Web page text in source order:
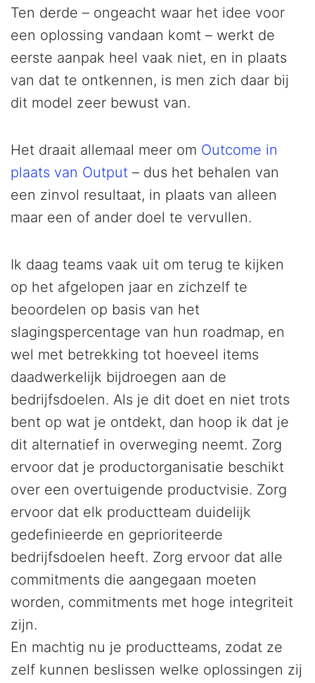
Ten derde – ongeacht waar het idee voor
een oplossing vandaan komt – werkt de
eerste aanpak heel vaak niet, en in plaats
van dat te ontkennen, is men zich daar bij
dit model zeer bewust van.
Het draait allemaal meer om Outcome in
plaats van Output – dus het behalen van
een zinvol resultaat, in plaats van alleen
maar een of ander doel te vervullen.
Ik daag teams vaak uit om terug te kijken
op het afgelopen jaar en zichzelf te
beoordelen op basis van het
slagingspercentage van hun roadmap, en
wel met betrekking tot hoeveel items
daadwerkelijk bijdroegen aan de
bedrijfsdoelen. Als je dit doet en niet trots
bent op wat je ontdekt, dan hoop ik dat je
dit alternatief in overweging neemt. Zorg
ervoor dat je productorganisatie beschikt
over een overtuigende productvisie. Zorg
ervoor dat elk productteam duidelijk
gedefinieerde en geprioriteerde
bedrijfsdoelen heeft. Zorg ervoor dat alle
commitments die aangegaan moeten
worden, commitments met hoge integriteit
zijn.
En machtig nu je productteams, zodat ze
zelf kunnen beslissen welke oplossingen zij